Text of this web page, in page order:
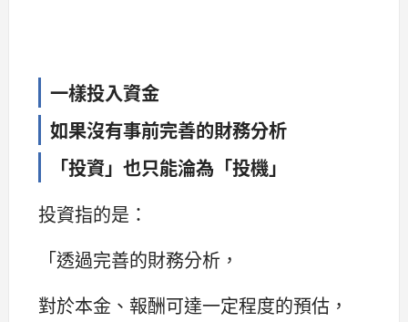
一樣投入資金
如果沒有事前完善的財務分析
「投資」也只能淪為「投機」
投資指的是：
「透過完善的財務分析，
對於本金、報酬可達一定程度的預估，